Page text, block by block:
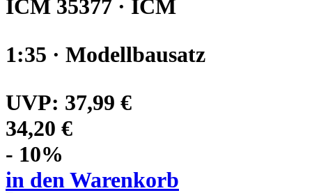
ICM 35377 · ICM
1:35 · Modellbausatz
UVP: 37,99 €
34,20 €
- 10%
in den Warenkorb